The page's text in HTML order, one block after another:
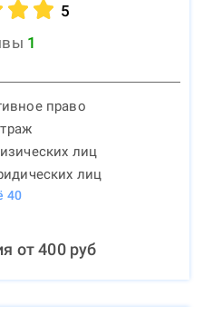
5
1
право
лиц
лиц
40
от400руб